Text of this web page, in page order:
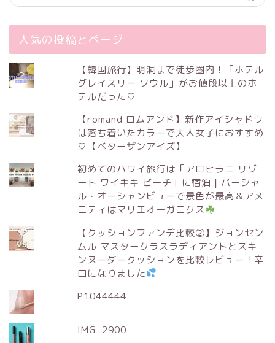
人気の投稿とページ
【韓国旅行】明洞まで徒歩圏内！「ホテル
グレイスリー ソウル」がお値段以上のホ
テルだった♡
【romand ロムアンド】新作アイシャドウ
は落ち着いたカラーで大人女子におすすめ
♡【ベターザンアイズ】
初めてのハワイ旅行は「アロヒラニ リゾ
ート ワイキキ ビーチ」に宿泊｜パーシャ
ル・オーシャンビューで景色が最高＆アメ
ニティはマリエオーガニクス
【クッションファンデ比較②】ジョンセン
ムル マスタークラスラディアントとスキ
ンヌーダークッションを比較レビュー！辛
口になりました
P1044444
IMG_2900